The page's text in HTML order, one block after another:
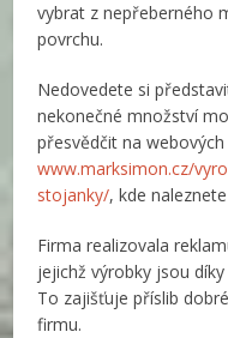
vybrat z nepřeberného
povrchu.
Nedovedete si
nekonečné množství
přesvědčit na
www.marksimon.cz/
stojanky/, kde
Firma realizovala
jejichž výrobky jsou
To zajišťuje příslib
firmu.